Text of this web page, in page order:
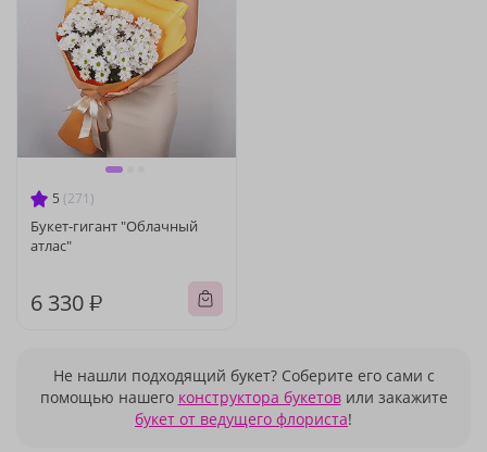
5 (271)
Букет-гигант "Облачный
атлас"
6 330 ₽
Не нашли подходящий букет? Соберите его сами с
помощью нашего конструктора букетовили закажите
букет от ведущего флориста!